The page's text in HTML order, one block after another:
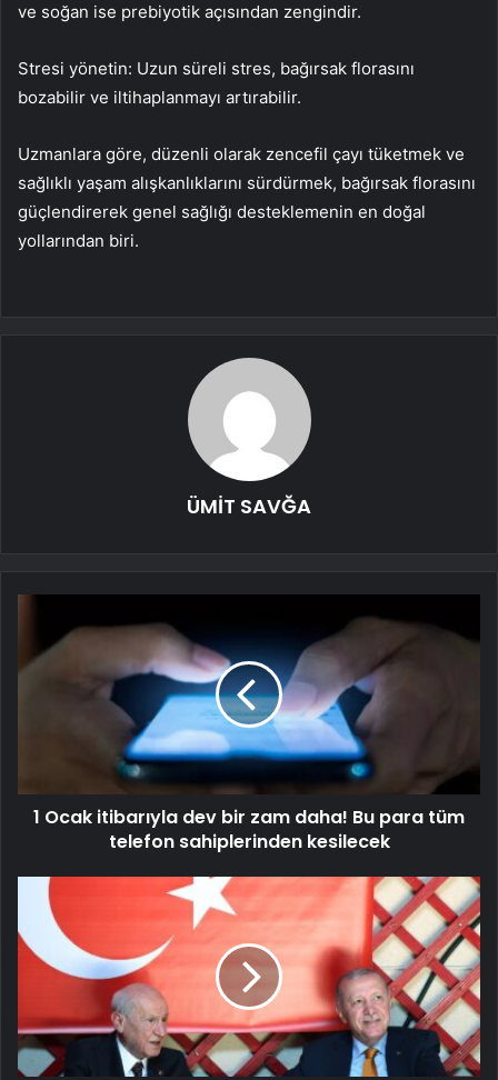
ve soğan ise prebiyotik açısından zengindir.
Stresi yönetin: Uzun süreli stres, bağırsak florasını
bozabilir ve iltihaplanmayı artırabilir.
Uzmanlara göre, düzenli olarak zencefil çayı tüketmek ve
sağlıklı yaşam alışkanlıklarını sürdürmek, bağırsak florasını
güçlendirerek genel sağlığı desteklemenin en doğal
yollarından biri.
ÜMİT SAVĞA
1 Ocak itibarıyla dev bir zam daha! Bu para tüm
telefon sahiplerinden kesilecek